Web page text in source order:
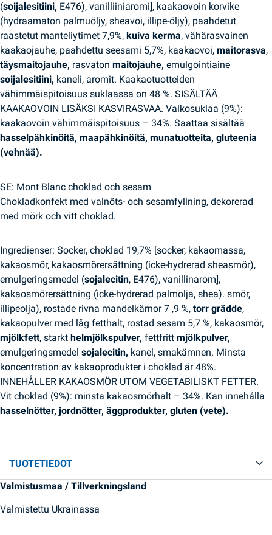
(soijalesitiini, E476), vanilliiniaromi], kaakaovoin korvike
(hydraamaton palmuöljy, sheavoi, illipe-öljy), paahdetut
raastetut manteliytimet 7,9%, kuiva kerma, vähärasvainen
kaakaojauhe, paahdettu seesami 5,7%, kaakaovoi, maitorasva,
täysmaitojauhe, rasvaton maitojauhe, emulgointiaine
soijalesitiini, kaneli, aromit. Kaakaotuotteiden
vähimmäispitoisuus suklaassa on 48 %. SISÄLTÄÄ
KAAKAOVOIN LISÄKSI KASVIRASVAA. Valkosuklaa (9%):
kaakaovoin vähimmäispitoisuus – 34%. Saattaa sisältää
hasselpähkinöitä, maapähkinöitä, munatuotteita, gluteenia
(vehnää).
SE: Mont Blanc choklad och sesam
Chokladkonfekt med valnöts- och sesamfyllning, dekorerad
med mörk och vitt choklad.
Ingredienser: Socker, choklad 19,7% [socker, kakaomassa,
kakaosmör, kakaosmörersättning (icke-hydrerad sheasmör),
emulgeringsmedel (sojalecitin, E476), vanillinarom],
kakaosmörersättning (icke-hydrerad palmolja, shea). smör,
illipeolja), rostade rivna mandelkärnor 7 ,9 %, torr grädde,
kakaopulver med låg fetthalt, rostad sesam 5,7 %, kakaosmör,
mjölkfett, starkt helmjölkspulver, fettfritt mjölkpulver,
emulgeringsmedel sojalecitin, kanel, smakämnen. Minsta
koncentration av kakaoprodukter i choklad är 48%.
INNEHÅLLER KAKAOSMÖR UTOM VEGETABILISKT FETTER.
Vit choklad (9%): minsta kakaosmörhalt – 34%. Kan innehålla
hasselnötter, jordnötter, äggprodukter, gluten (vete).
TUOTETIEDOT
Valmistusmaa / Tillverkningsland
Valmistettu Ukrainassa